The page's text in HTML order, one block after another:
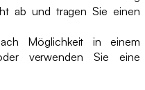
ab und tragen Sie einen
Möglichkeit in einem
verwenden Sie eine